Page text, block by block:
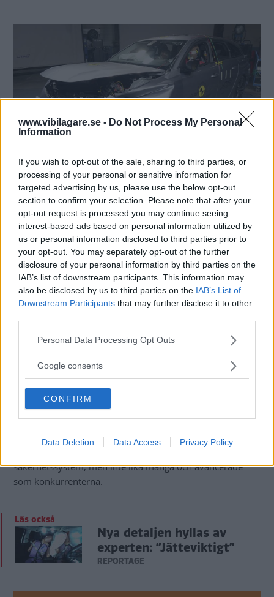
www.vibilagare.se - Do Not Process My Personal
Information
If you wish to opt-out of the sale, sharing to third parties, or
processing of your personal or sensitive information for
targeted advertising by us, please use the below opt-out
section to confirm your selection. Please note that after your
opt-out request is processed you may continue seeing
interest-based ads based on personal information utilized by
us or personal information disclosed to third parties prior to
your opt-out. You may separately opt-out of the further
disclosure of your personal information by third parties on the
IAB’s list of downstream participants. This information may
also be disclosed by us to third parties on the IAB’s List of
Downstream Participants that may further disclose it to other
Please note that this website/app uses one or more Google
not limited to your visit or usage behaviour. You may click to
use your data for below specified purposes in below Google
consent section.
Personal Data Processing Opt Outs
Google consents
CONFIRM
Data Deletion Data Access Privacy Policy
Peugeot 308 och Opel Astra når inte hela vägen fram till ett femstjärnigt
krocktestbetyg.
Lite sämre gickdet för Stellantis nya kompaktbilsduo
Opel Astra och Peugeot 308 som bygger på EMP2-
plattformen. Båda bilarna får fyra stjärnor och når inte
upp till samma krockskyddsnivå som de femstjärniga
bilarna.
”Det talar emot uppfattningen att skillnaden mellan fyr-
och femstjärniga bilar bara beror på aktiva
säkerhetssystem, även om så ofta är fallet”, skriver Euro
NCAP i en kommentar.
Det är framför allt skyddet i brösthöjd för både män och
kortare kvinnor som får bakläxa i Stellantisbilarna. Ingen
av dem har heller mittmonterad krockkudde i kupén som
visat sig vara ett effektivt sätt
att minska krockvåldet
säkerhetssystem, men inte lika många och avancerade
som konkurrenterna.
Läs också
Nya detaljen hyllas av
experten: ”Jätteviktigt”
REPORTAGE